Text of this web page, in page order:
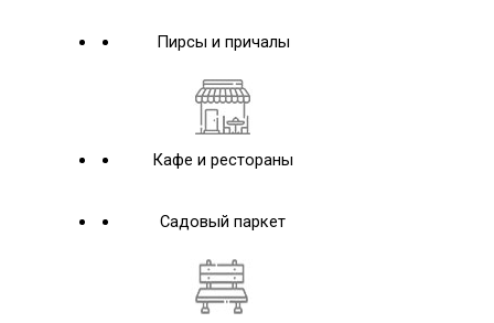
Пирсы и причалы
Кафе и рестораны
Садовый паркет